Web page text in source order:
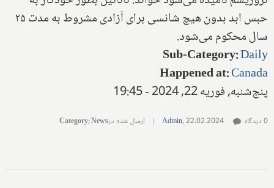
حبس ابد بدون هیچ شانسی برای آزادی مشروط به مدت ۲۵
سال محکوم می‌شود.
Sub-Category:Daily
Happened at:Canada
پنج‌شنبه, فوریه 22, 2024 - 19:45
Admin,22.02.2024
| ارسال شده در Category:News 0 دیدگاه